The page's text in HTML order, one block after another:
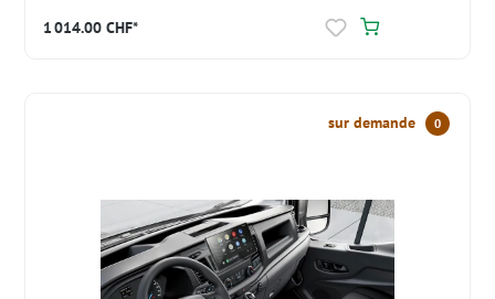
1 014.00 CHF*
sur demande 0